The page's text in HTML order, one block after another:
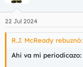
e
s
22 Jul 2024
R.J. McReady rebuznó:
Ahi va mi periodicazo: